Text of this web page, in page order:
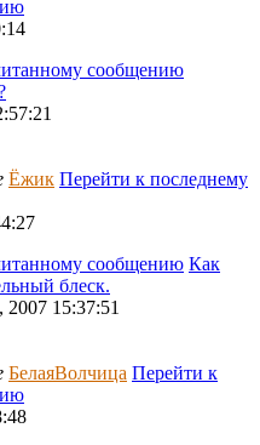
сообщению
Ёжик Перейти к последнему
сообщению Как
блеск.
15:37:51
БелаяВолчица Перейти к